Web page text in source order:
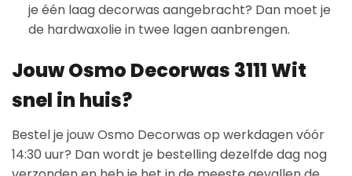
je één laag decorwas aangebracht? Dan moet je
de hardwaxolie in twee lagen aanbrengen.
Jouw Osmo Decorwas 3111 Wit
snel in huis?
Bestel je jouw Osmo Decorwas op werkdagen vóór
14:30 uur? Dan wordt je bestelling dezelfde dag nog